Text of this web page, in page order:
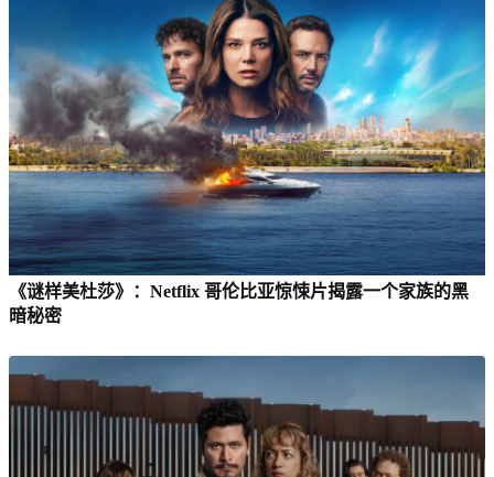
《谜样美杜莎》：Netflix 哥伦比亚惊悚片揭露一个家族的黑
暗秘密